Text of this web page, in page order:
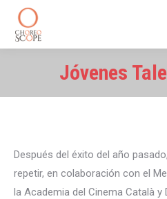
Jóvenes Estás
Después del éxito del año
repetir, en colaboración con el
la Academia del Cinema Català